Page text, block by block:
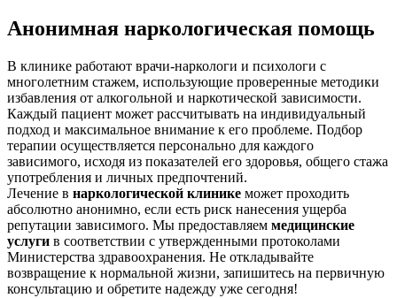
Анонимная наркологическая помощь
В клинике работают врачи-наркологи и психологи с
многолетним стажем, использующие проверенные методики
избавления от алкогольной и наркотической зависимости.
Каждый пациент может рассчитывать на индивидуальный
подход и максимальное внимание к его проблеме. Подбор
терапии осуществляется персонально для каждого
зависимого, исходя из показателей его здоровья, общего стажа
употребления и личных предпочтений.
Лечение в наркологической клинике может проходить
абсолютно анонимно, если есть риск нанесения ущерба
репутации зависимого. Мы предоставляем медицинские
услуги в соответствии с утвержденными протоколами
Министерства здравоохранения. Не откладывайте
возвращение к нормальной жизни, запишитесь на первичную
консультацию и обретите надежду уже сегодня!